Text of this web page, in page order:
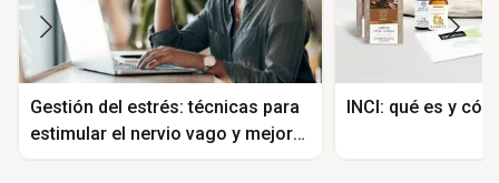
Gestión del estrés: técnicas para
estimular el nervio vago y mejorar
tu bienestar
INCI: qué es y